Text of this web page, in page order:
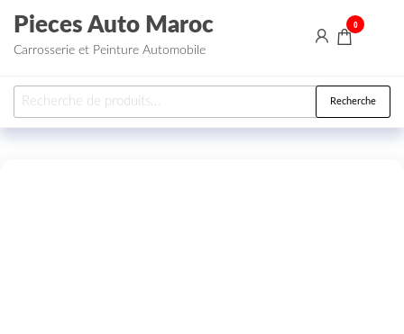
Aller au contenu
Pieces Auto Maroc
Carrosserie et Peinture Automobile
0
Recherche pour : Recherche